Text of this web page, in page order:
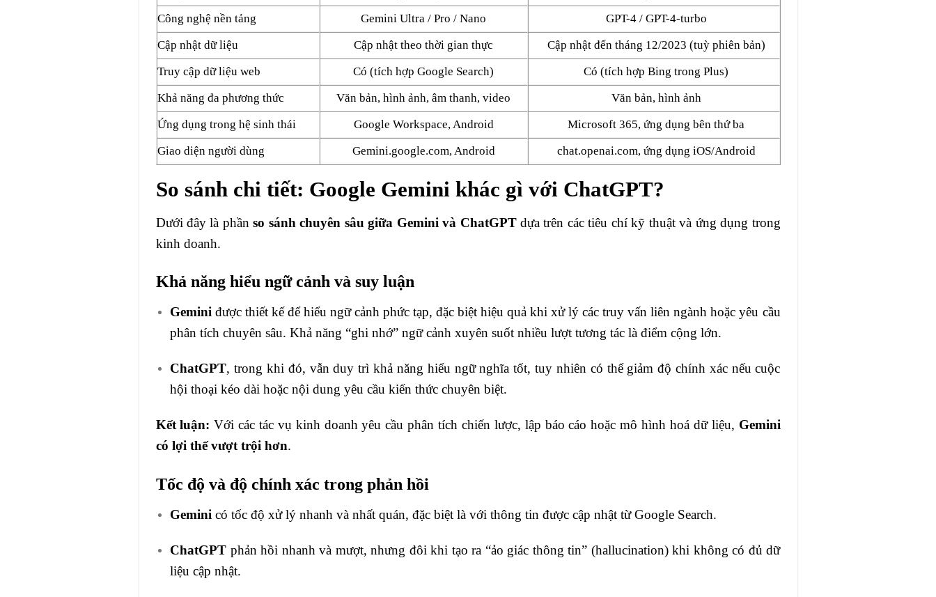
Công nghệ nền tảng
Gemini Ultra / Pro / Nano
GPT-4 / GPT-4-turbo
Cập nhật dữ liệu
Cập nhật theo thời gian thực
Cập nhật đến tháng 12/2023 (tuỳ phiên bản)
Truy cập dữ liệu web
Có (tích hợp Google Search)
Có (tích hợp Bing trong Plus)
Khả năng đa phương thức
Văn bản, hình ảnh, âm thanh, video
Văn bản, hình ảnh
Ứng dụng trong hệ sinh thái
Google Workspace, Android
Microsoft 365, ứng dụng bên thứ ba
Giao diện người dùng
Gemini.google.com, Android chat.openai.com, ứng dụng iOS/Android
So sánh chi tiết: Google Gemini khác gì với ChatGPT?
Dưới đây là phầnso sánh chuyên sâu giữa Gemini và ChatGPTdựa trên các tiêu chí kỹ thuật và ứng dụng trong
kinh doanh.
Khả năng hiểu ngữ cảnh và suy luận
Gemini được thiết kế để hiểu ngữ cảnh phức tạp, đặc biệt hiệu quả khi xử lý các truy vấn liên ngành hoặc yêu cầu
phân tích chuyên sâu. Khả năng “ghi nhớ” ngữ cảnh xuyên suốt nhiều lượt tương tác là điểm cộng lớn.
ChatGPT, trong khi đó, vẫn duy trì khả năng hiểu ngữ nghĩa tốt, tuy nhiên có thể giảm độ chính xác nếu cuộc
hội thoại kéo dài hoặc nội dung yêu cầu kiến thức chuyên biệt.
Kết luận: Với các tác vụ kinh doanh yêu cầu phân tích chiến lược, lập báo cáo hoặc mô hình hoá dữ liệu, Gemini
có lợi thế vượt trội hơn.
Tốc độ và độ chính xác trong phản hồi
Gemini có tốc độ xử lý nhanh và nhất quán, đặc biệt là với thông tin được cập nhật từ Google Search.
ChatGPT phản hồi nhanh và mượt, nhưng đôi khi tạo ra “ảo giác thông tin” (hallucination) khi không có đủ dữ
liệu cập nhật.